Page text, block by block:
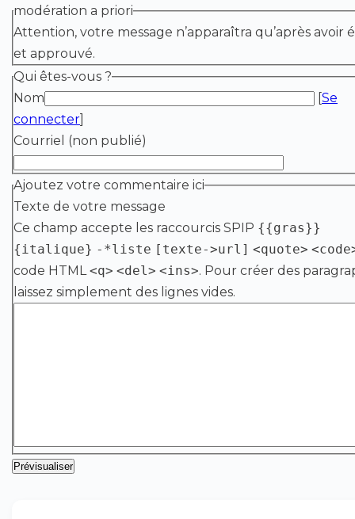
modération a priori
Attention, votre message n’apparaîtra qu’après avoir
et approuvé.
Qui êtes-vous ?
Nom
[Se
connecter]
Courriel (non publié)
Ajoutez votre commentaire ici
Texte de votre message
Ce champ accepte les raccourcis SPIP {{gras}}
{italique} -*liste [texte->url] <quote>
code HTML<q> <del> <ins>. Pour créer des
laissez simplement des lignes vides.